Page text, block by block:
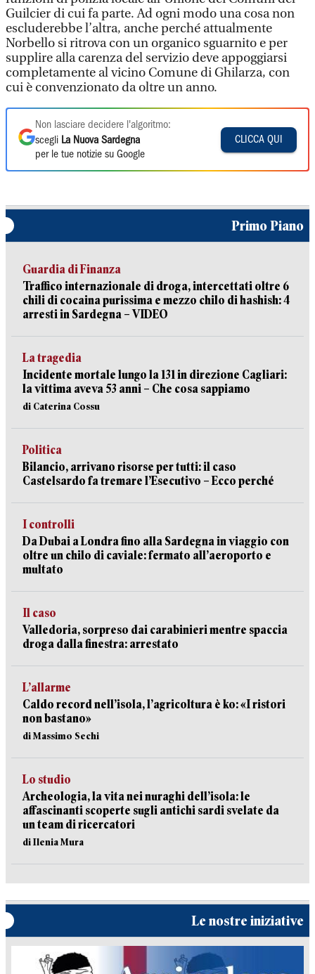
Guilcier di cui fa parte. Ad ogni modo una cosa non
escluderebbe l’altra, anche perché attualmente
Norbello si ritrova con un organico sguarnito e per
supplire alla carenza del servizio deve appoggiarsi
completamente al vicino Comune di Ghilarza, con
cui è convenzionato da oltre un anno.
Non lasciare decidere l'algoritmo:
scegli La Nuova Sardegna
per le tue notizie su Google
CLICCA QUI
Primo Piano
Guardia di Finanza
Traffico internazionale di droga, intercettati oltre 6
chili di cocaina purissima e mezzo chilo di hashish: 4
arresti in Sardegna – VIDEO
La tragedia
Incidente mortale lungo la 131 in direzione Cagliari:
la vittima aveva 53 anni – Che cosa sappiamo
di Caterina Cossu
Politica
Bilancio, arrivano risorse per tutti: il caso
Castelsardo fa tremare l’Esecutivo – Ecco perché
I controlli
Da Dubai a Londra fino alla Sardegna in viaggio con
oltre un chilo di caviale: fermato all’aeroporto e
multato
Il caso
Valledoria, sorpreso dai carabinieri mentre spaccia
droga dalla finestra: arrestato
L’allarme
Caldo record nell’isola, l’agricoltura è ko: «I ristori
non bastano»
di Massimo Sechi
Lo studio
Archeologia, la vita nei nuraghi dell’isola: le
affascinanti scoperte sugli antichi sardi svelate da
un team di ricercatori
di Ilenia Mura
Le nostre iniziative